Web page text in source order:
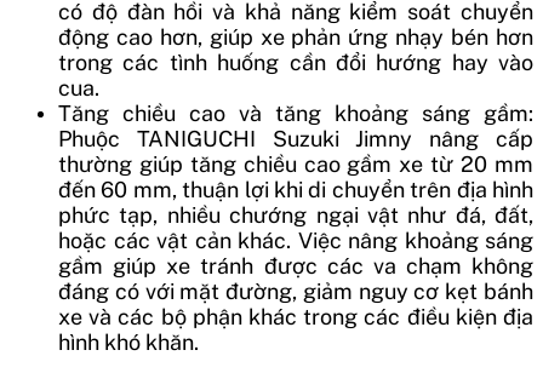
có độ đàn hồi và khả năng kiểm soát chuyển
động cao hơn, giúp xe phản ứng nhạy bén hơn
trong các tình huống cần đổi hướng hay vào
cua.
Tăng chiều cao và tăng khoảng sáng gầm:
Phuộc TANIGUCHI Suzuki Jimny nâng cấp
thường giúp tăng chiều cao gầm xe từ 20 mm
đến 60 mm, thuận lợi khi di chuyển trên địa hình
phức tạp, nhiều chướng ngại vật như đá, đất,
hoặc các vật cản khác. Việc nâng khoảng sáng
gầm giúp xe tránh được các va chạm không
đáng có với mặt đường, giảm nguy cơ kẹt bánh
xe và các bộ phận khác trong các điều kiện địa
hình khó khăn.